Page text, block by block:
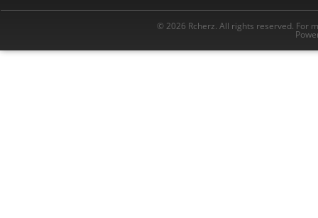
© 2026 Rcherz. All rights reserved. For